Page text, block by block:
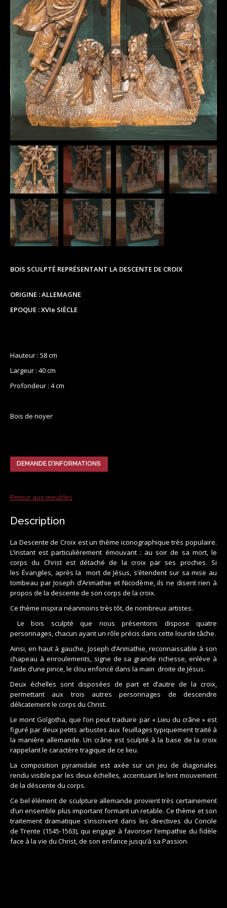
BOIS SCULPTÉ REPRÉSENTANT LA DESCENTE DE CROIX
ORIGINE : ALLEMAGNE
EPOQUE : XVIe SIÈCLE
Hauteur : 58 cm
Largeur : 40 cm
Profondeur : 4 cm
Bois de noyer
DEMANDE D’INFORMATIONS
Retour aux meubles
Description
La Descente de Croix est un thème iconographique très populaire.
L’instant est particulièrement émouvant : au soir de sa mort, le
corps du Christ est détaché de la croix par ses proches. Si
les Évangiles, après la mort de Jésus, s’étendent sur sa mise au
tombeau par Joseph d’Arimathie et Nicodème, ils ne disent rien à
propos de la descente de son corps de la croix.
Ce thème inspira néanmoins très tôt, de nombreux artistes.
Le bois sculpté que nous présentons dispose quatre
personnages, chacun ayant un rôle précis dans cette lourde tâche.
Ainsi, en haut à gauche, Joseph d’Arimathie, reconnaissable à son
chapeau à enroulements, signe de sa grande richesse, enlève à
l’aide d’une pince, le clou enfoncé dans la main droite de Jésus.
Deux échelles sont disposées de part et d’autre de la croix,
permettant aux trois autres personnages de descendre
délicatement le corps du Christ.
Le mont Golgotha, que l’on peut traduire par « Lieu du crâne » est
figuré par deux petits arbustes aux feuillages typiquement traité à
la manière allemande. Un crâne est sculpté à la base de la croix
rappelant le caractère tragique de ce lieu.
La composition pyramidale est axée sur un jeu de diagonales
rendu visible par les deux échelles, accentuant le lent mouvement
de la déscente du corps.
Ce bel élément de sculpture allemande provient très certainement
d’un ensemble plus important formant un retable. Ce thème et son
traitement dramatique s’inscrivent dans les directives du Concile
de Trente (1545-1563), qui engage à favoriser l’empathie du fidèle
face à la vie du Christ, de son enfance jusqu’à sa Passion.